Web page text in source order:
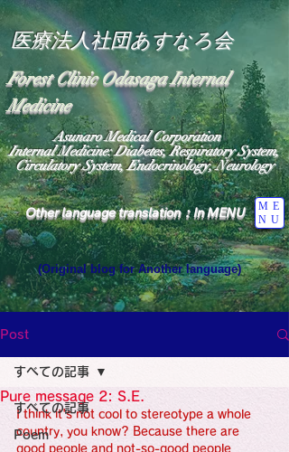
医療法人社団あすなろ会
Forest Clinic Odasaga Internal
Medicine
Other language translation：In MENU
ME
NU
Asunaro Medical Corporation
Internal Medicine: Diabetes, Respiratory System,
Circulatory System, Endocrinology, Neurology
(Original blog for Another language)
Heavens: Beyond the Universe: The World
the God of Light Resides"
Medicine Specialist
Specialist
Wide Blog
Medicine
Religion
Post
すべての記事
Poem
すべての記事
Pure message 2: S.E.
I think it's not cool to stereotype a whole
country, you know? Because there are
good people and not-so-good people